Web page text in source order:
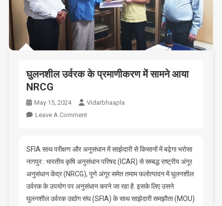
घुलनशील उर्वरक के प्रमाणीकरण में सामने आया
NRCG
May 15, 2024
Vidarbhaapla
Leave A CommentOn
के
प्रमाणीकरण
में
सामने
आया
SFIA साथ परीक्षण और अनुसंधान में साझेदारी से किसानों में बढ़ेगा भरोसा
नागपुर : भारतीय कृषि अनुसंधान परिषद (ICAR) से सम्बद्ध राष्ट्रीय अंगूर
अनुसंधान केंद्र (NRCG), पुणे अंगूर समेत तमाम फलोत्पादन में घुलनशील
उर्वरक के उपयोग पर अनुसंधान करने जा रहा है. इसके लिए उसने
घुलनशील उर्वरक उद्योग संघ (SFIA) के साथ साझेदारी समझौता (MOU)